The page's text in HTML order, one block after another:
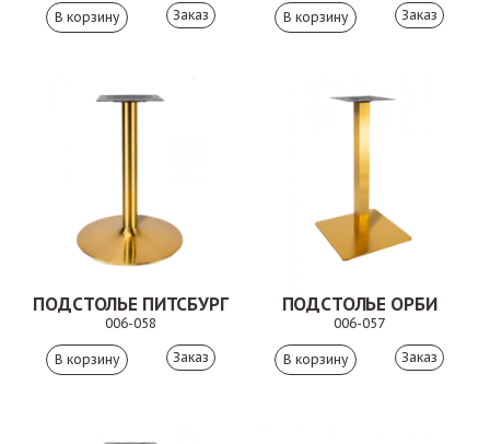
Заказ Заказ
ПОДСТОЛЬЕ ПИТСБУРГ
006-058
Заказ
ПОДСТОЛЬЕ ОРБИ
006-057
Заказ